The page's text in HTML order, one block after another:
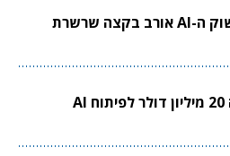
צוואר הבקבוק הבא בשוק ה-AI אורב בקצה שרשרת
Limitless Labs גייסה 20 מיליון דולר לפיתוח AI